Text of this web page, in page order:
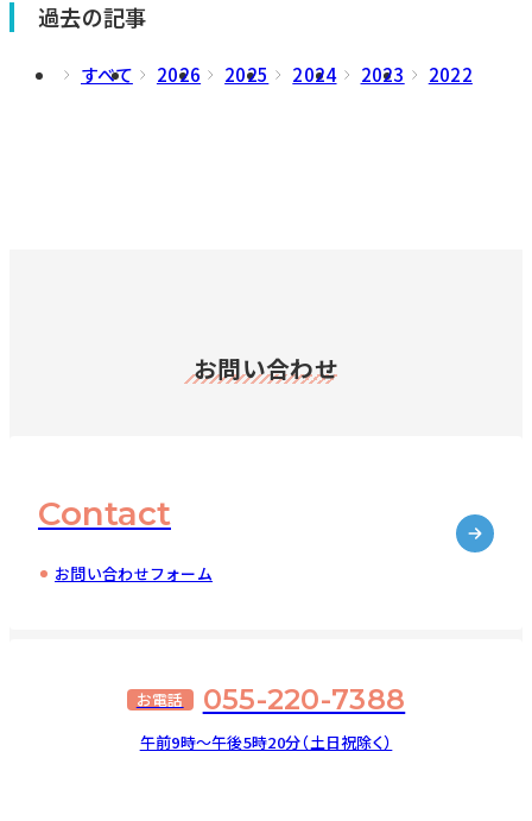
過去の記事
すべて 2026 2025 2024 2023 2022
お問い合わせ
Contact
お問い合わせフォーム
お電話 055-220-7388
午前9時～午後5時20分（土日祝除く）